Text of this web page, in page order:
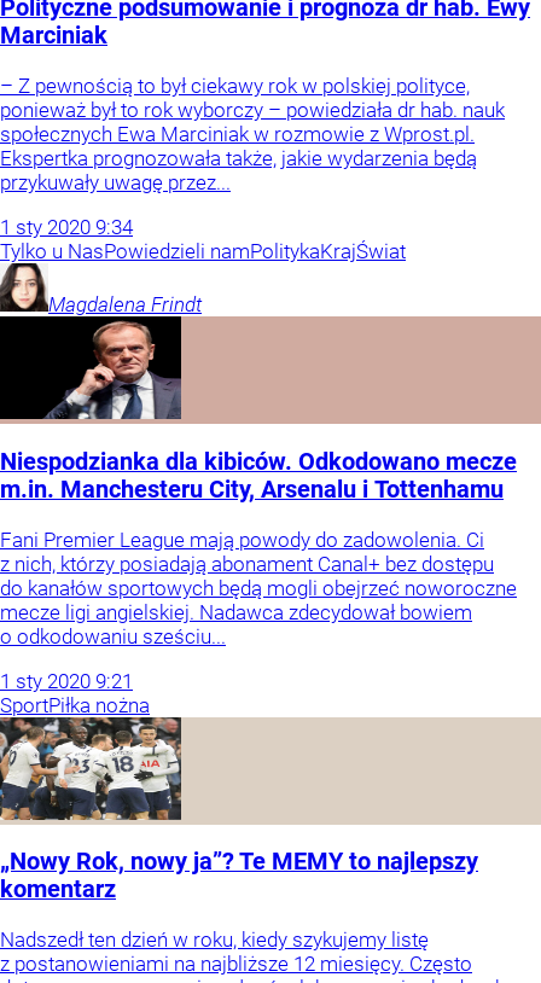
Polityczne podsumowanie i prognoza dr hab. Ewy
Marciniak
– Z pewnością to był ciekawy rok w polskiej polityce,
ponieważ był to rok wyborczy – powiedziała dr hab. nauk
społecznych Ewa Marciniak w rozmowie z Wprost.pl.
Ekspertka prognozowała także, jakie wydarzenia będą
przykuwały uwagę przez...
1 sty 2020 9:34
Tylko u NasPowiedzieli namPolitykaKrajŚwiat
Magdalena Frindt
Niespodzianka dla kibiców. Odkodowano mecze
m.in. Manchesteru City, Arsenalu i Tottenhamu
Fani Premier League mają powody do zadowolenia. Ci
z nich, którzy posiadają abonament Canal+ bez dostępu
do kanałów sportowych będą mogli obejrzeć noworoczne
mecze ligi angielskiej. Nadawca zdecydował bowiem
o odkodowaniu sześciu...
1 sty 2020 9:21
SportPiłka nożna
„Nowy Rok, nowy ja”? Te MEMY to najlepszy
komentarz
Nadszedł ten dzień w roku, kiedy szykujemy listę
z postanowieniami na najbliższe 12 miesięcy. Często